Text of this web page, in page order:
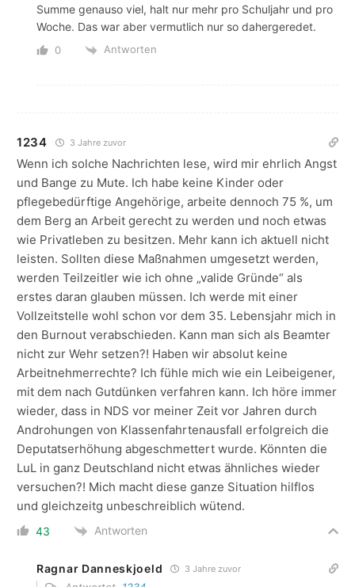
Summe genauso viel, halt nur mehr pro Schuljahr und pro
Woche. Das war aber vermutlich nur so dahergeredet.
0 Antworten
1234 3 Jahre zuvor
Wenn ich solche Nachrichten lese, wird mir ehrlich Angst
und Bange zu Mute. Ich habe keine Kinder oder
pflegebedürftige Angehörige, arbeite dennoch 75 %, um
dem Berg an Arbeit gerecht zu werden und noch etwas
wie Privatleben zu besitzen. Mehr kann ich aktuell nicht
leisten. Sollten diese Maßnahmen umgesetzt werden,
werden Teilzeitler wie ich ohne „valide Gründe“ als
erstes daran glauben müssen. Ich werde mit einer
Vollzeitstelle wohl schon vor dem 35. Lebensjahr mich in
den Burnout verabschieden. Kann man sich als Beamter
nicht zur Wehr setzen?! Haben wir absolut keine
Arbeitnehmerrechte? Ich fühle mich wie ein Leibeigener,
mit dem nach Gutdünken verfahren kann. Ich höre immer
wieder, dass in NDS vor meiner Zeit vor Jahren durch
Androhungen von Klassenfahrtenausfall erfolgreich die
Deputatserhöhung abgeschmettert wurde. Könnten die
LuL in ganz Deutschland nicht etwas ähnliches wieder
versuchen?! Mich macht diese ganze Situation hilflos
und gleichzeitg unbeschreiblich wütend.
43 Antworten
Ragnar Danneskjoeld 3 Jahre zuvor